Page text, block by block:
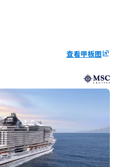
查看甲板图ungroup